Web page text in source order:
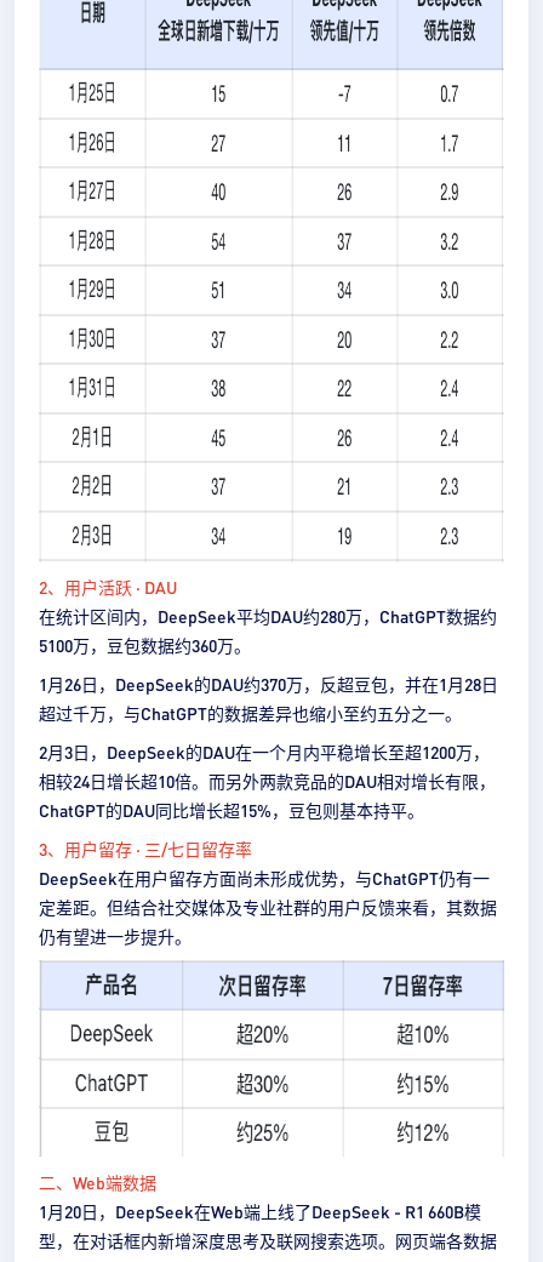
2、用户活跃 · DAU
在统计区间内，DeepSeek平均DAU约280万，ChatGPT数据约
5100万，豆包数据约360万。
1月26日，DeepSeek的DAU约370万，反超豆包，并在1月28日
超过千万，与ChatGPT的数据差异也缩小至约五分之一。
2月3日，DeepSeek的DAU在一个月内平稳增长至超1200万，
相较24日增长超10倍。而另外两款竞品的DAU相对增长有限，
ChatGPT的DAU同比增长超15%，豆包则基本持平。
3、用户留存 · 三/七日留存率
DeepSeek在用户留存方面尚未形成优势，与ChatGPT仍有一
定差距。但结合社交媒体及专业社群的用户反馈来看，其数据
仍有望进一步提升。
二、Web端数据
1月20日，DeepSeek在Web端上线了DeepSeek - R1 660B模
型，在对话框内新增深度思考及联网搜索选项。网页端各数据